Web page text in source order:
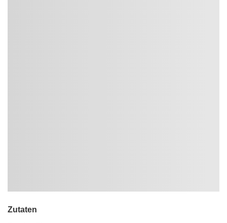
Zutaten